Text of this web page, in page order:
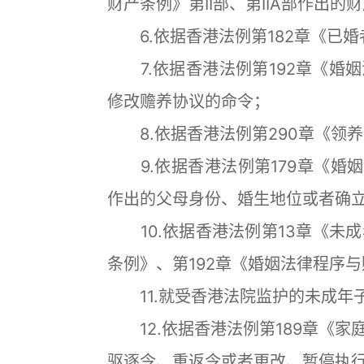
财产条例》第II部、第IIA部作出的
6.依据香港法例第182章《已婚
7.依据香港法例第192章《婚姻
修改赡养协议的命令；
8.依据香港法例第290章《领养
9.依据香港法例第179章《婚姻
作出的父母身份、婚生地位或者确
10.依据香港法例第13章《未成
条例》、第192章《婚姻法律程序
11.就受香港法院监护的未成年
12.依据香港法例第189章《家庭